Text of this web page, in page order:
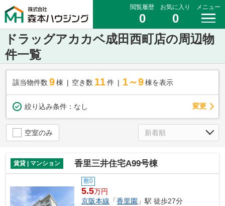
閲覧履歴
0
お気に入り
0
メニュー
ドラッグアカカベ成田西町店の周辺物
件一覧
該当物件数 9棟 空き数 11 件 1～9 棟を表示
絞り込み条件： なし 変更
空室のみ
賃貸 | マンション 香里三井住宅A99号棟
敷0
5.5万円
京阪本線 「香里園 」駅 徒歩27分